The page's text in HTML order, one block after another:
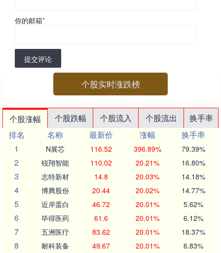
你的邮箱*
提交评论
个股实时涨跌榜
个股涨幅 个股跌幅 个股流入 个股流出
换手率
排名
名称 最新价 涨幅
换手率
1
N展芯 116.52 396.89% 79.39%
2 锐翔智能 110.02 20.21% 16.80%
3 志特新材 14.8 20.03% 14.18%
4 博腾股份 20.44 20.02% 14.77%
5 近岸蛋白 46.72 20.01% 5.62%
6 毕得医药 61.6 20.01% 6.12%
7 五洲医疗 83.62 20.01% 18.37%
8 耐科装备 49.67 20.01% 6.83%